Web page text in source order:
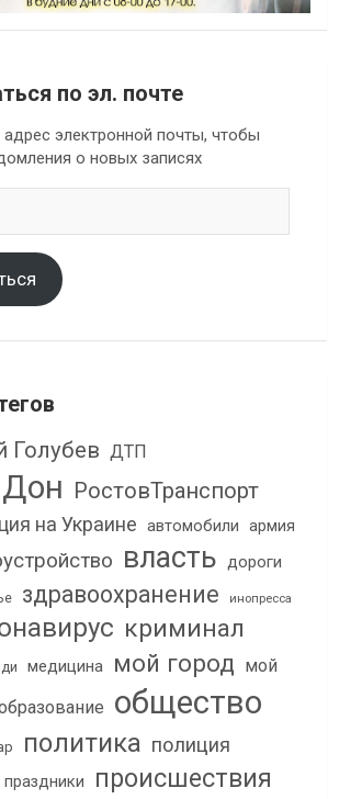
по эл. почте
адрес электронной почты, чтобы
о новых записях
Голубев ДТП
РостовТранспорт
на Украине автомобили армия
власть дороги
здравоохранение инопресса
криминал
медицина мой город мой
общество
политика полиция
праздники происшествия